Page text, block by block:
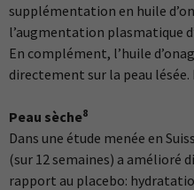
supplémentation en huile
l’augmentation plasmatique
En complément, l’huile
directement sur la peau
Peau sèche8
Dans une étude menée en
(sur 12 semaines) a amélioré
rapport au placebo: